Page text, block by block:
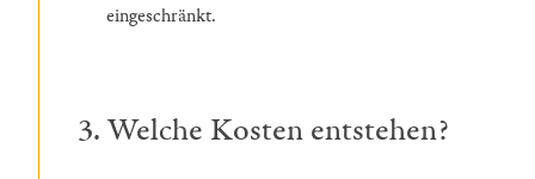
eingeschränkt.
3. Welche Kosten entstehen?